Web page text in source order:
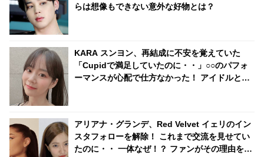
らは想像もできない意外な好物とは？
KARA スンヨン、再結成に不安を覚えていた
「Cupidで満足していたのに・・」○○のパフォ
ーマンスが心配で仕方なかった！ アイドルとし
アリアナ・グランデ、Red Velvet イェリのイン
スタフォローを解除！ これまで交流を見せてい
たのに・・ 一体なぜ！？ ファンがその理由を推